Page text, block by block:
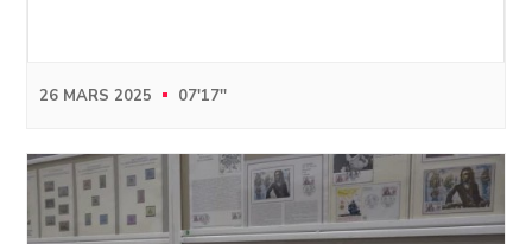
26 MARS 2025 07'17''